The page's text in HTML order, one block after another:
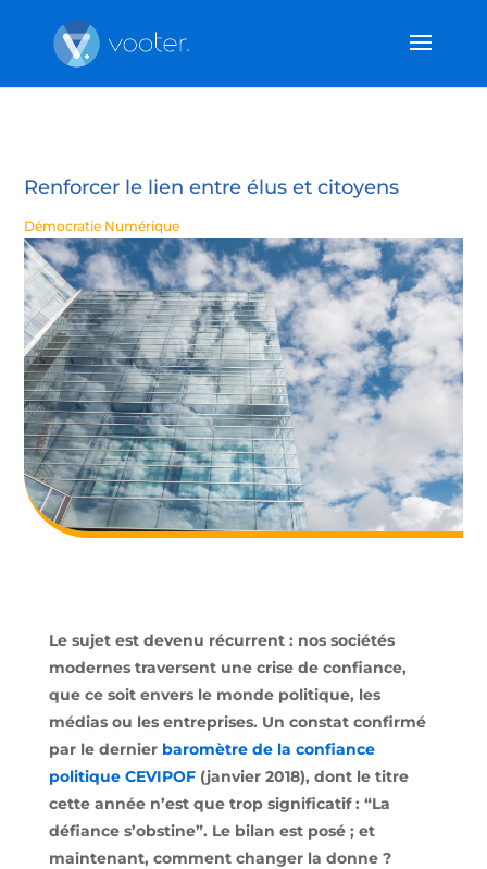
Renforcer le lien entre élus et citoyens
Démocratie Numérique
Le sujet est devenu récurrent : nos sociétés
modernes traversent une crise de confiance,
que ce soit envers le monde politique, les
médias ou les entreprises. Un constat confirmé
par le dernier baromètre de la confiance
politique CEVIPOF(janvier 2018), dont le titre
cette année n’est que trop significatif : “La
défiance s’obstine”. Le bilan est posé ; et
maintenant, comment changer la donne ?